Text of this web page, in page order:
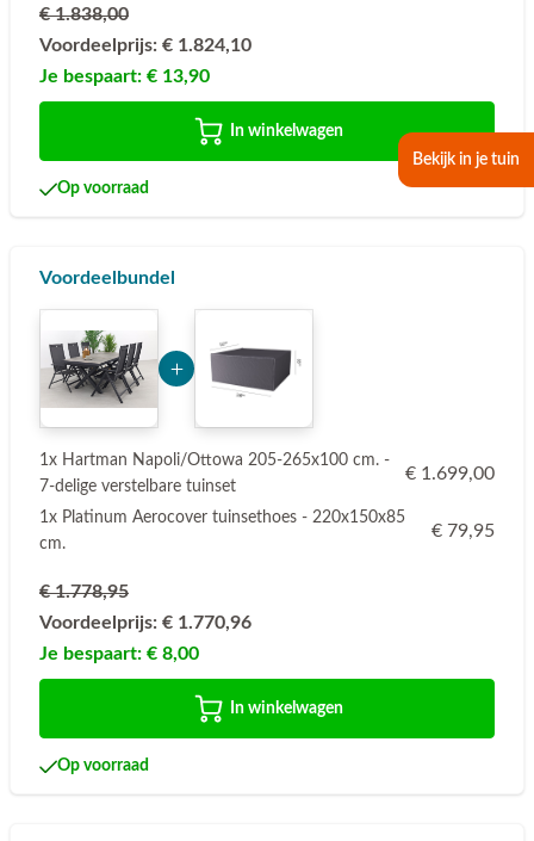
Bekijk in je tuin
€ 1.838,00
Voordeelprijs: € 1.824,10
Je bespaart: € 13,90
In winkelwagen
Op voorraad
Voordeelbundel
1x Hartman Napoli/Ottowa 205-265x100 cm. -
7-delige verstelbare tuinset
€ 1.699,00
1x Platinum Aerocover tuinsethoes - 220x150x85
cm.
€ 79,95
€ 1.778,95
Voordeelprijs: € 1.770,96
Je bespaart: € 8,00
In winkelwagen
Op voorraad